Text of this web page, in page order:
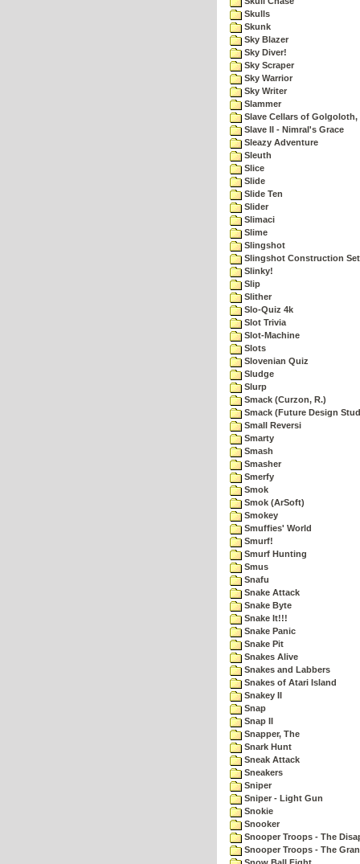
Skulls
Skunk
Sky Blazer
Sky Diver!
Sky Scraper
Sky Warrior
Sky Writer
Slammer
Slave Cellars of Golgoloth,
Slave II - Nimral's Grace
Sleazy Adventure
Sleuth
Slice
Slide
Slide Ten
Slider
Slimaci
Slime
Slingshot
Slingshot Construction Set
Slinky!
Slip
Slither
Slo-Quiz 4k
Slot Trivia
Slot-Machine
Slots
Slovenian Quiz
Sludge
Slurp
Smack (Curzon, R.)
Smack (Future Design
Small Reversi
Smarty
Smash
Smasher
Smerfy
Smok
Smok (ArSoft)
Smokey
Smuffies' World
Smurf!
Smurf Hunting
Smus
Snafu
Snake Attack
Snake Byte
Snake It!!!
Snake Panic
Snake Pit
Snakes Alive
Snakes and Labbers
Snakes of Atari Island
Snakey II
Snap
Snap II
Snapper, The
Snark Hunt
Sneak Attack
Sneakers
Sniper
Sniper - Light Gun
Snokie
Snooker
Snooper Troops - The
Snooper Troops - The